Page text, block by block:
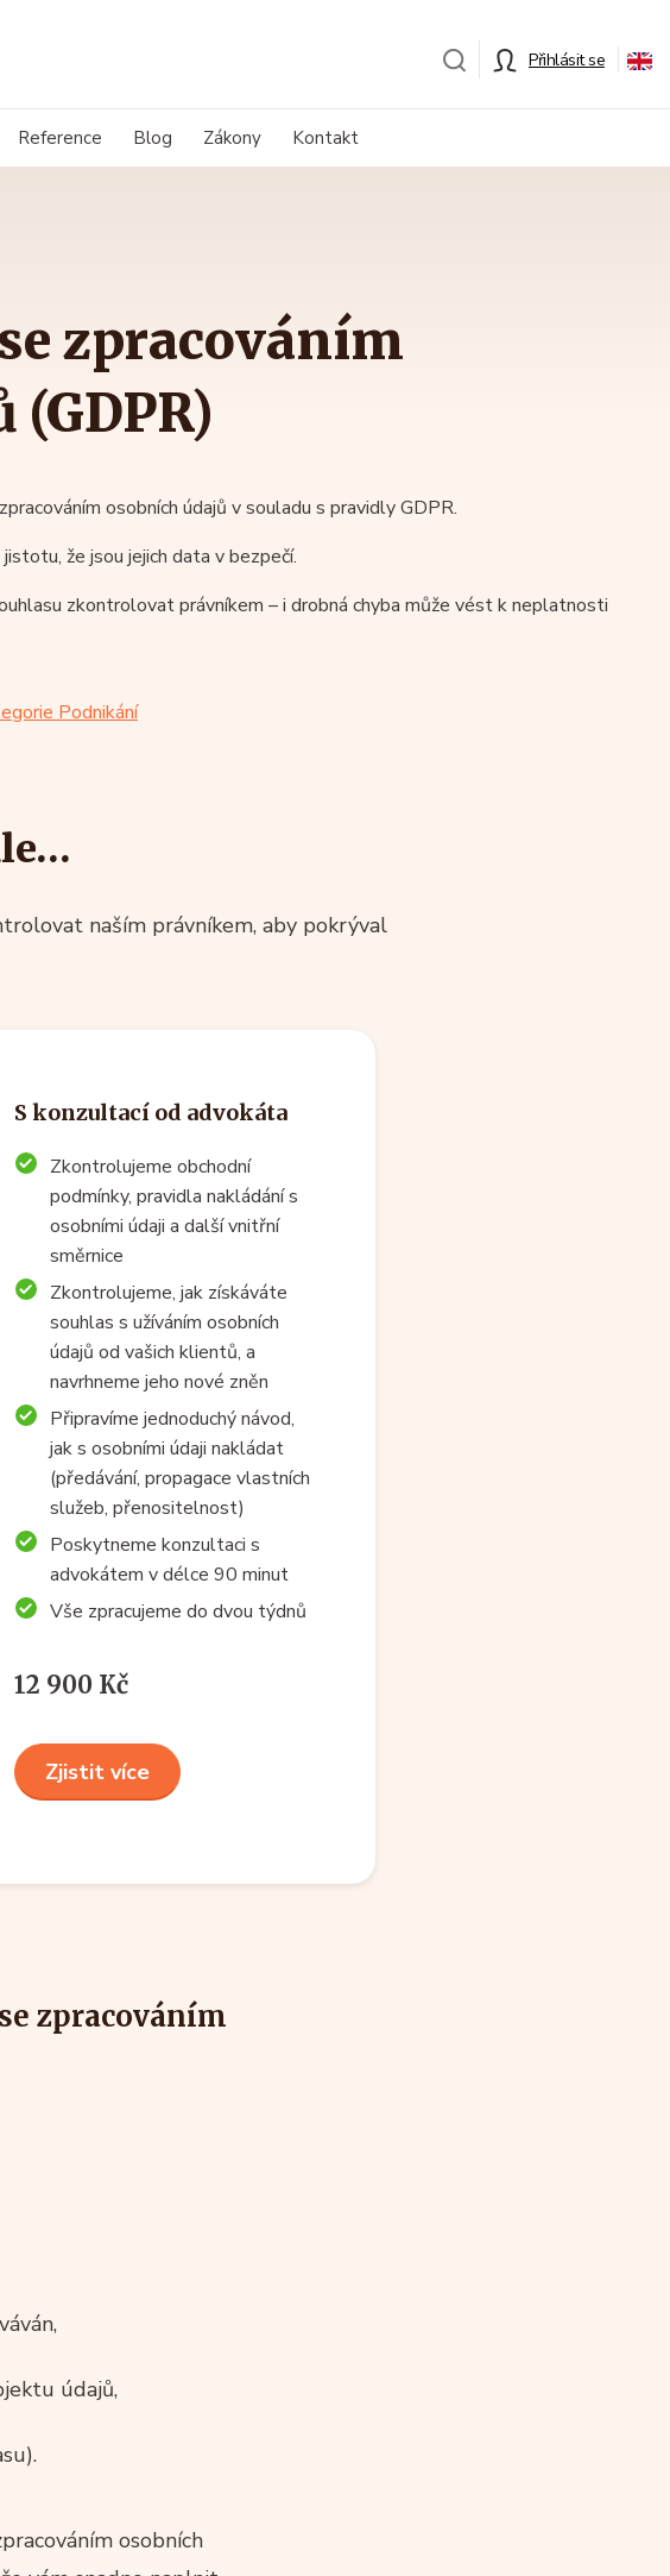
Přihlásit se
Reference Blog Zákony Kontakt
zpracováním
osobních údajů v souladu s pravidly GDPR.
že jsou jejich data v bezpečí.
zkontrolovat právníkem – i drobná chyba může vést k neplatnosti
Podnikání
naším právníkem, aby pokrýval
S konzultací od advokáta
Zkontrolujeme obchodní
podmínky, pravidla nakládání s
osobními údaji a další vnitřní
směrnice
Zkontrolujeme, jak získáváte
souhlas s užíváním osobních
údajů od vašich klientů, a
navrhneme jeho nové zněn
Připravíme jednoduchý návod,
jak s osobními údaji nakládat
(předávání, propagace vlastních
služeb, přenositelnost)
Poskytneme konzultaci s
advokátem v délce 90 minut
Vše zpracujeme do dvou týdnů
12 900 Kč
Zjistit více
zpracováním
údajů,
osobních